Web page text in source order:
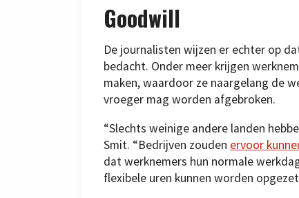
Goodwill
De journalisten wijzen er echter op
bedacht. Onder meer krijgen
maken, waardoor ze naargelang de
vroeger mag worden afgebroken.
“Slechts weinige andere landen
Smit. “Bedrijven zouden ervoor
dat werknemers hun normale
flexibele uren kunnen worden